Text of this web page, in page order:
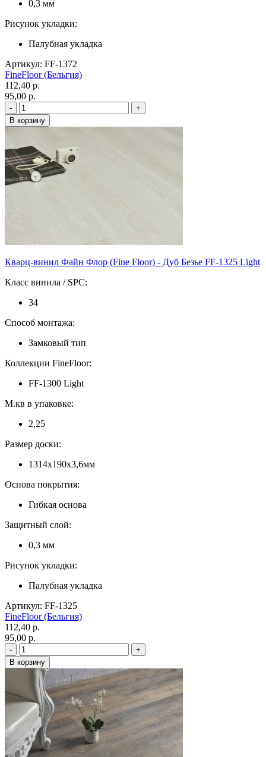
0,3 мм
Рисунок укладки:
Палубная укладка
Артикул: FF-1372
FineFloor (Бельгия)
112,40 p.
95,00 p.
Кварц-винил Файн Флор (Fine Floor) - Дуб Безье FF-1325 Light
Класс винила / SPC:
34
Способ монтажа:
Замковый тип
Коллекции FineFloor:
FF-1300 Light
М.кв в упаковке:
2,25
Размер доски:
1314х190х3,6мм
Основа покрытия:
Гибкая основа
Защитный слой:
0,3 мм
Рисунок укладки:
Палубная укладка
Артикул: FF-1325
FineFloor (Бельгия)
112,40 p.
95,00 p.